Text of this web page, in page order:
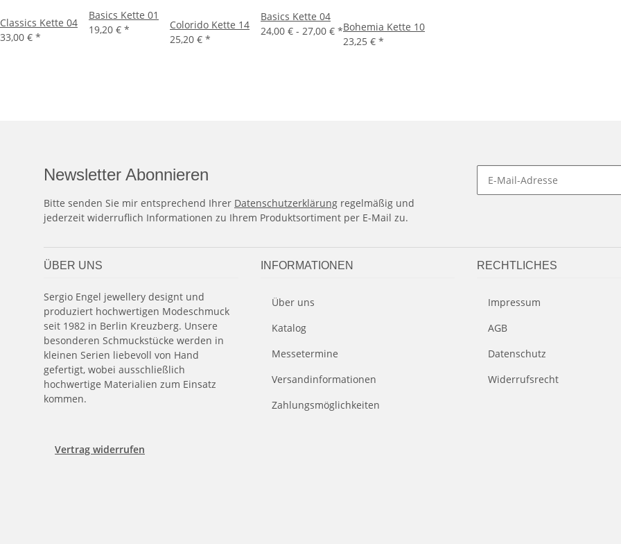
Classics Kette 04
33,00 € *
Basics Kette 01
19,20 € *
Colorido Kette 14
25,20 € *
Basics Kette 04
24,00 € - 27,00 € *Bohemia Kette 10
23,25 € *
Newsletter Abonnieren
Bitte senden Sie mir entsprechend Ihrer Datenschutzerklärung regelmäßig und
jederzeit widerruflich Informationen zu Ihrem Produktsortiment per E-Mail zu.
ÜBER UNS
Sergio Engel jewellery designt und
produziert hochwertigen Modeschmuck
seit 1982 in Berlin Kreuzberg. Unsere
besonderen Schmuckstücke werden in
kleinen Serien liebevoll von Hand
gefertigt, wobei ausschließlich
hochwertige Materialien zum Einsatz
kommen.
INFORMATIONEN
Über uns
Katalog
Messetermine
Versandinformationen
Zahlungsmöglichkeiten
RECHTLICHES
Impressum
AGB
Datenschutz
Widerrufsrecht
Vertrag widerrufen